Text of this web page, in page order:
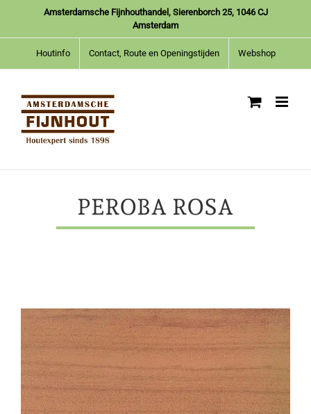
inhoud
Amsterdamsche Fijnhouthandel, Sierenborch 25, 1046 CJ
Amsterdam
Houtinfo Contact, Route en Openingstijden Webshop
PEROBA ROSA